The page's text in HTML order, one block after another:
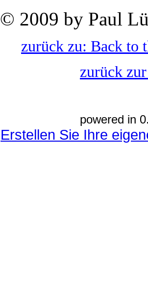
© 2009 by Paul
zurück zu: Back to
zurück
powered in
Erstellen Sie Ihre